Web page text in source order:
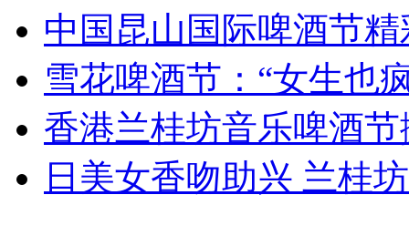
安徽一实载49人客车翻车
走！跟着总书记去植树
中国昆山国际啤酒节
雪花啤酒节：“女生也
香港兰桂坊音乐啤酒
日美女香吻助兴 兰桂